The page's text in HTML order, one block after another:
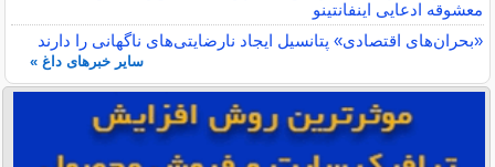
معشوقه ادعایی اینفانتینو
«بحران‌های اقتصادی» پتانسیل ایجاد نارضایتی‌های ناگهانی را دارند
سایر خبرهای داغ »